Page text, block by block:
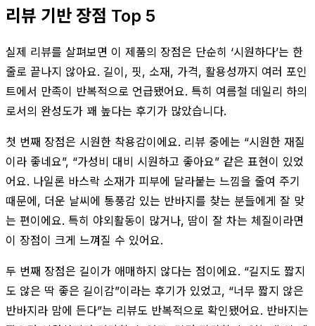
리뷰 기반 장점 Top 5
실제 리뷰를 살펴보면 이 제품의 장점은 단순히 ‘시원하다’는 한
줄로 끝나지 않아요. 길이, 핏, 소재, 가격, 활용성까지 여러 포인
트에서 만족이 반복적으로 언급됐어요. 특히 여름철 데일리 하의
로서의 완성도가 꽤 높다는 후기가 많았습니다.
첫 번째 장점은 시원한 착용감이에요. 리뷰 중에는 “시원한 재질
이라 좋네요”, “가성비 대비 시원하고 좋아요” 같은 표현이 있었
어요. 나일론 바스락 소재가 피부에 달라붙는 느낌을 줄여 주기
때문에, 더운 날씨에 통풍감 있는 반바지를 찾는 분들에게 잘 맞
는 편이에요. 특히 야외활동이 많거나, 땀이 잘 차는 체질이라면
이 장점이 크게 느껴질 수 있어요.
두 번째 장점은 길이가 애매하지 않다는 점이에요. “길지도 짧지
도 않은 딱 좋은 길이감”이라는 후기가 있었고, “너무 짧지 않은
반바지라 맘에 든다”는 리뷰도 반복적으로 확인됐어요. 반바지는